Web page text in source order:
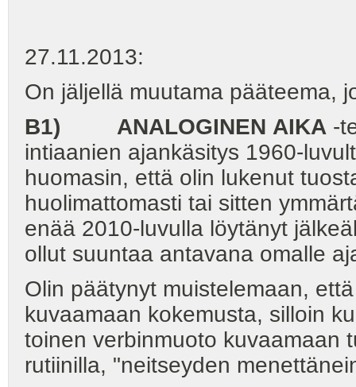
27.11.2013:
On jäljellä muutama pääteema,
B1) ANALOGINEN AIKA -
intiaanien ajankäsitys 1960-
huomasin, että olin lukenut
huolimattomasti tai sitten
enää 2010-luvulla löytänyt
ollut suuntaa antavana omalle
Olin päätynyt muistelemaan,
kuvaamaan kokemusta, silloin
toinen verbinmuoto kuvaamaan
rutiinilla, "neitseyden